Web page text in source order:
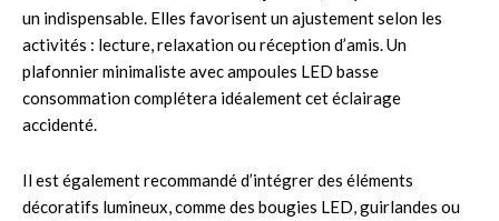
un indispensable. Elles favorisent un ajustement selon les
activités : lecture, relaxation ou réception d’amis. Un
plafonnier minimaliste avec ampoules LED basse
consommation complétera idéalement cet éclairage
accidenté.
Il est également recommandé d’intégrer des éléments
décoratifs lumineux, comme des bougies LED, guirlandes ou